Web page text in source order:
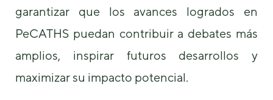
garantizar que los avances logrados en
PeCATHS puedan contribuir a debates más
amplios, inspirar futuros desarrollos y
maximizar su impacto potencial.